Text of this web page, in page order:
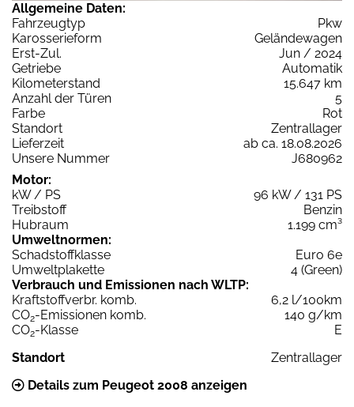
Allgemeine Daten:
Fahrzeugtyp
Pkw
Karosserieform
Geländewagen
Erst-Zul.
Jun / 2024
Getriebe
Automatik
Kilometerstand
15.647 km
Anzahl der Türen
5
Farbe
Rot
Standort
Zentrallager
Lieferzeit
ab ca. 18.08.2026
Unsere Nummer
J680962
Motor:
kW / PS
96 kW / 131 PS
Treibstoff
Benzin
Hubraum
1.199 cm³
Umweltnormen:
Schadstoffklasse
Euro 6e
Umweltplakette
4 (Green)
Verbrauch und Emissionen nach WLTP:
Kraftstoffverbr. komb.
6,2 l/100km
CO2-Emissionen komb.
140 g/km
CO2-Klasse
E
Standort
Zentrallager
Details zum Peugeot 2008 anzeigen